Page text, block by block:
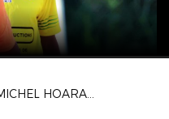
CHALLENGE MICHEL HOARAU U11 U13 DU CLUB AS GUILLAUME